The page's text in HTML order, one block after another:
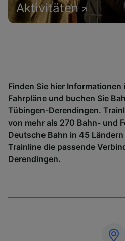
Aktivitäten
Finden Sie hier
Fahrpläne und buchen Sie
Tübingen-Derendingen.
von mehr als 270 Bahn- und
Deutsche Bahn in 45
Trainline die passende
Derendingen.